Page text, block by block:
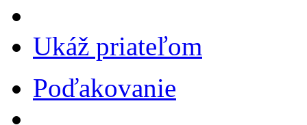
Ukáž priateľom
Poďakovanie